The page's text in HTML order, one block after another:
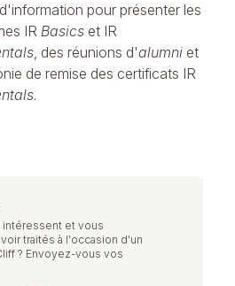
pour présenter les
IR Basics et IR
, des réunions d'alumni et
de remise des certificats IR
.
et vous
traités à l'occasion d'un
? Envoyez-vous vos